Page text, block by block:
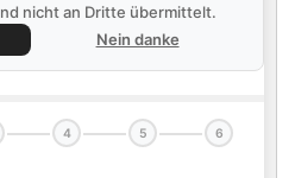
nicht an Dritte übermittelt.
Nein danke
4 5 6